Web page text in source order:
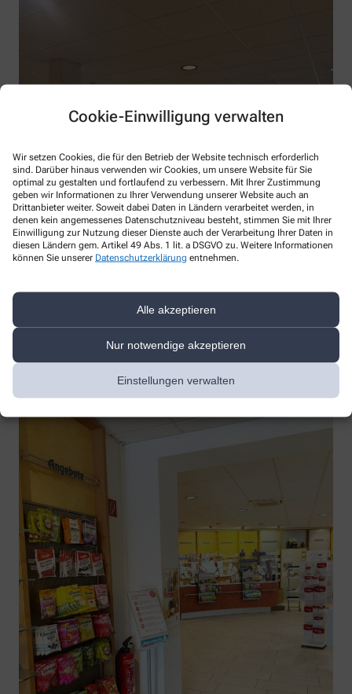
Cookie-Einwilligung verwalten
Wir setzen Cookies, die für den Betrieb der Website technisch erforderlich
sind. Darüber hinaus verwenden wir Cookies, um unsere Website für Sie
optimal zu gestalten und fortlaufend zu verbessern. Mit Ihrer Zustimmung
geben wir Informationen zu Ihrer Verwendung unserer Website auch an
Drittanbieter weiter. Soweit dabei Daten in Ländern verarbeitet werden, in
denen kein angemessenes Datenschutzniveau besteht, stimmen Sie mit Ihrer
Einwilligung zur Nutzung dieser Dienste auch der Verarbeitung Ihrer Daten in
diesen Ländern gem. Artikel 49 Abs. 1 lit. a DSGVO zu. Weitere Informationen
können Sie unserer Datenschutzerklärung entnehmen.
Alle akzeptieren
Nur notwendige akzeptieren
Einstellungen verwalten